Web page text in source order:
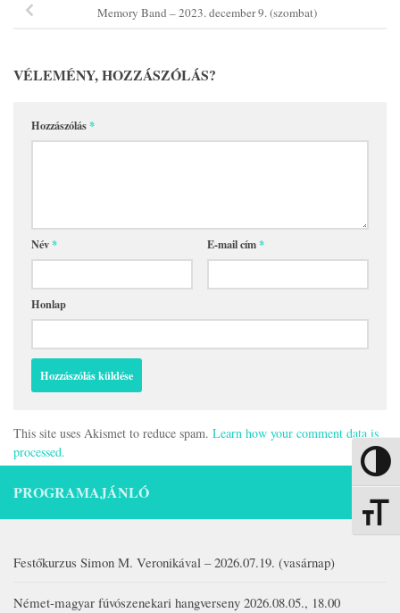
Nagy
Memory Band – 2023. december 9. (szombat)
VÉLEMÉNY, HOZZÁSZÓLÁS?
Hozzászólás*
Név* E-mail cím*
Honlap
This site uses Akismet to reduce spam. Learn how your comment data is
processed.
PROGRAMAJÁNLÓ
Festőkurzus Simon M. Veronikával – 2026.07.19. (vasárnap)
Német-magyar fúvószenekari hangverseny 2026.08.05., 18.00